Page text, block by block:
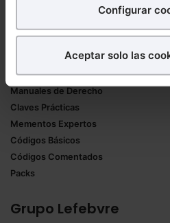
¿Qué puedes hacer?
experiencia en la web sea
También puedes
seleccionar solo aquellas
navegador. Si no
Saber más acerca de las
Configurar
Aceptar solo las
Productos
Formularios Jurídicos
Manuales de Derecho
Claves Prácticas
Mementos Expertos
Códigos Básicos
Códigos Comentados
Packs
Grupo Lefebvre